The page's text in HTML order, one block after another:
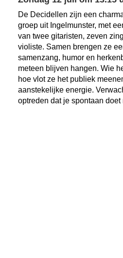
De Decidellen zijn een
groep uit Ingelmunster, met
van twee gitaristen, zeven
violiste. Samen brengen ze
samenzang, humor en
meteen blijven hangen. Wie
hoe vlot ze het publiek
aanstekelijke energie.
optreden dat je spontaan doet